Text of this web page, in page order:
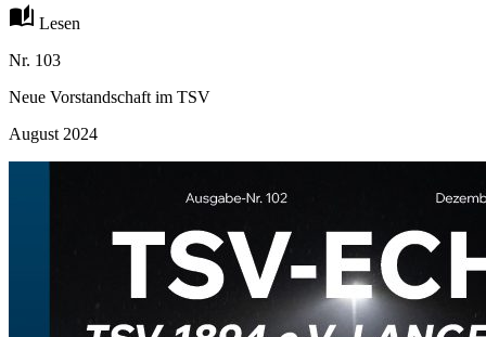
auto_stories Lesen
Nr. 103
Neue Vorstandschaft im TSV
August 2024